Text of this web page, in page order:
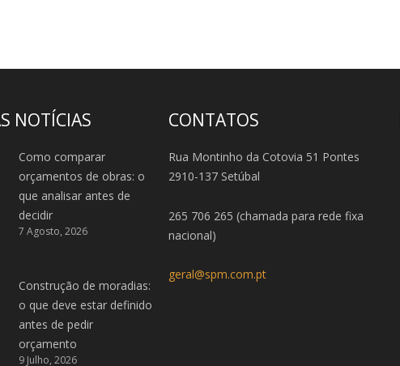
NOTÍCIAS
Como comparar
orçamentos de obras: o
que analisar antes de
decidir
7 Agosto, 2026
Construção de moradias:
o que deve estar definido
antes de pedir
orçamento
9 Julho, 2026
CONTATOS
Rua Montinho da Cotovia 51 Pontes
2910-137 Setúbal
265 706 265 (chamada para rede fixa
nacional)
geral@spm.com.pt